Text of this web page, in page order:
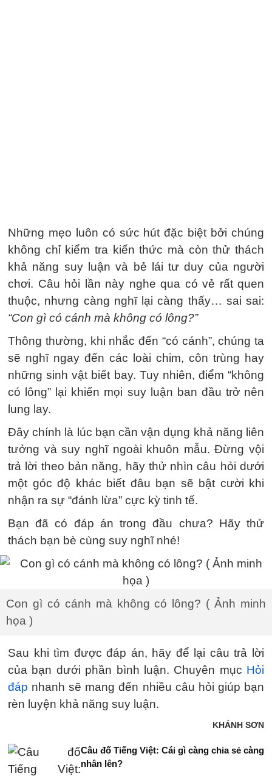
Những mẹo luôn có sức hút đặc biệt bởi chúng
không chỉ kiểm tra kiến thức mà còn thử thách
khả năng suy luận và bẻ lái tư duy của người
chơi. Câu hỏi lần này nghe qua có vẻ rất quen
thuộc, nhưng càng nghĩ lại càng thấy… sai sai:
“Con gì có cánh mà không có lông?”
Thông thường, khi nhắc đến “có cánh”, chúng ta
sẽ nghĩ ngay đến các loài chim, côn trùng hay
những sinh vật biết bay. Tuy nhiên, điểm “không
có lông” lại khiến mọi suy luận ban đầu trở nên
lung lay.
Đây chính là lúc bạn cần vận dụng khả năng liên
tưởng và suy nghĩ ngoài khuôn mẫu. Đừng vội
trả lời theo bản năng, hãy thử nhìn câu hỏi dưới
một góc độ khác biết đâu bạn sẽ bật cười khi
nhận ra sự “đánh lừa” cực kỳ tinh tế.
Bạn đã có đáp án trong đầu chưa? Hãy thử
thách bạn bè cùng suy nghĩ nhé!
Con gì có cánh mà không có lông? ( Ảnh minh
họa )
Sau khi tìm được đáp án, hãy để lại câu trả lời
của bạn dưới phần bình luận. Chuyên mục Hỏi
đáp nhanh sẽ mang đến nhiều câu hỏi giúp bạn
rèn luyện khả năng suy luận.
KHÁNH SƠN
Câu đố Tiếng Việt: Cái gì càng chia sẻ càng
nhân lên?